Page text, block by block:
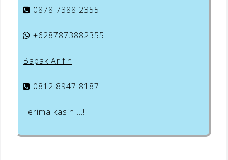
0878 7388 2355
+6287873882355
Bapak Arifin
0812 8947 8187
Terima kasih …!